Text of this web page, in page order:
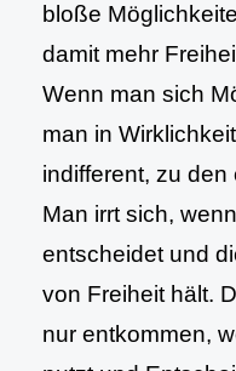
bloße
damit mehr
Wenn man sich
man in
indifferent, zu
Man irrt sich,
entscheidet und
von Freiheit hält.
nur entkommen,